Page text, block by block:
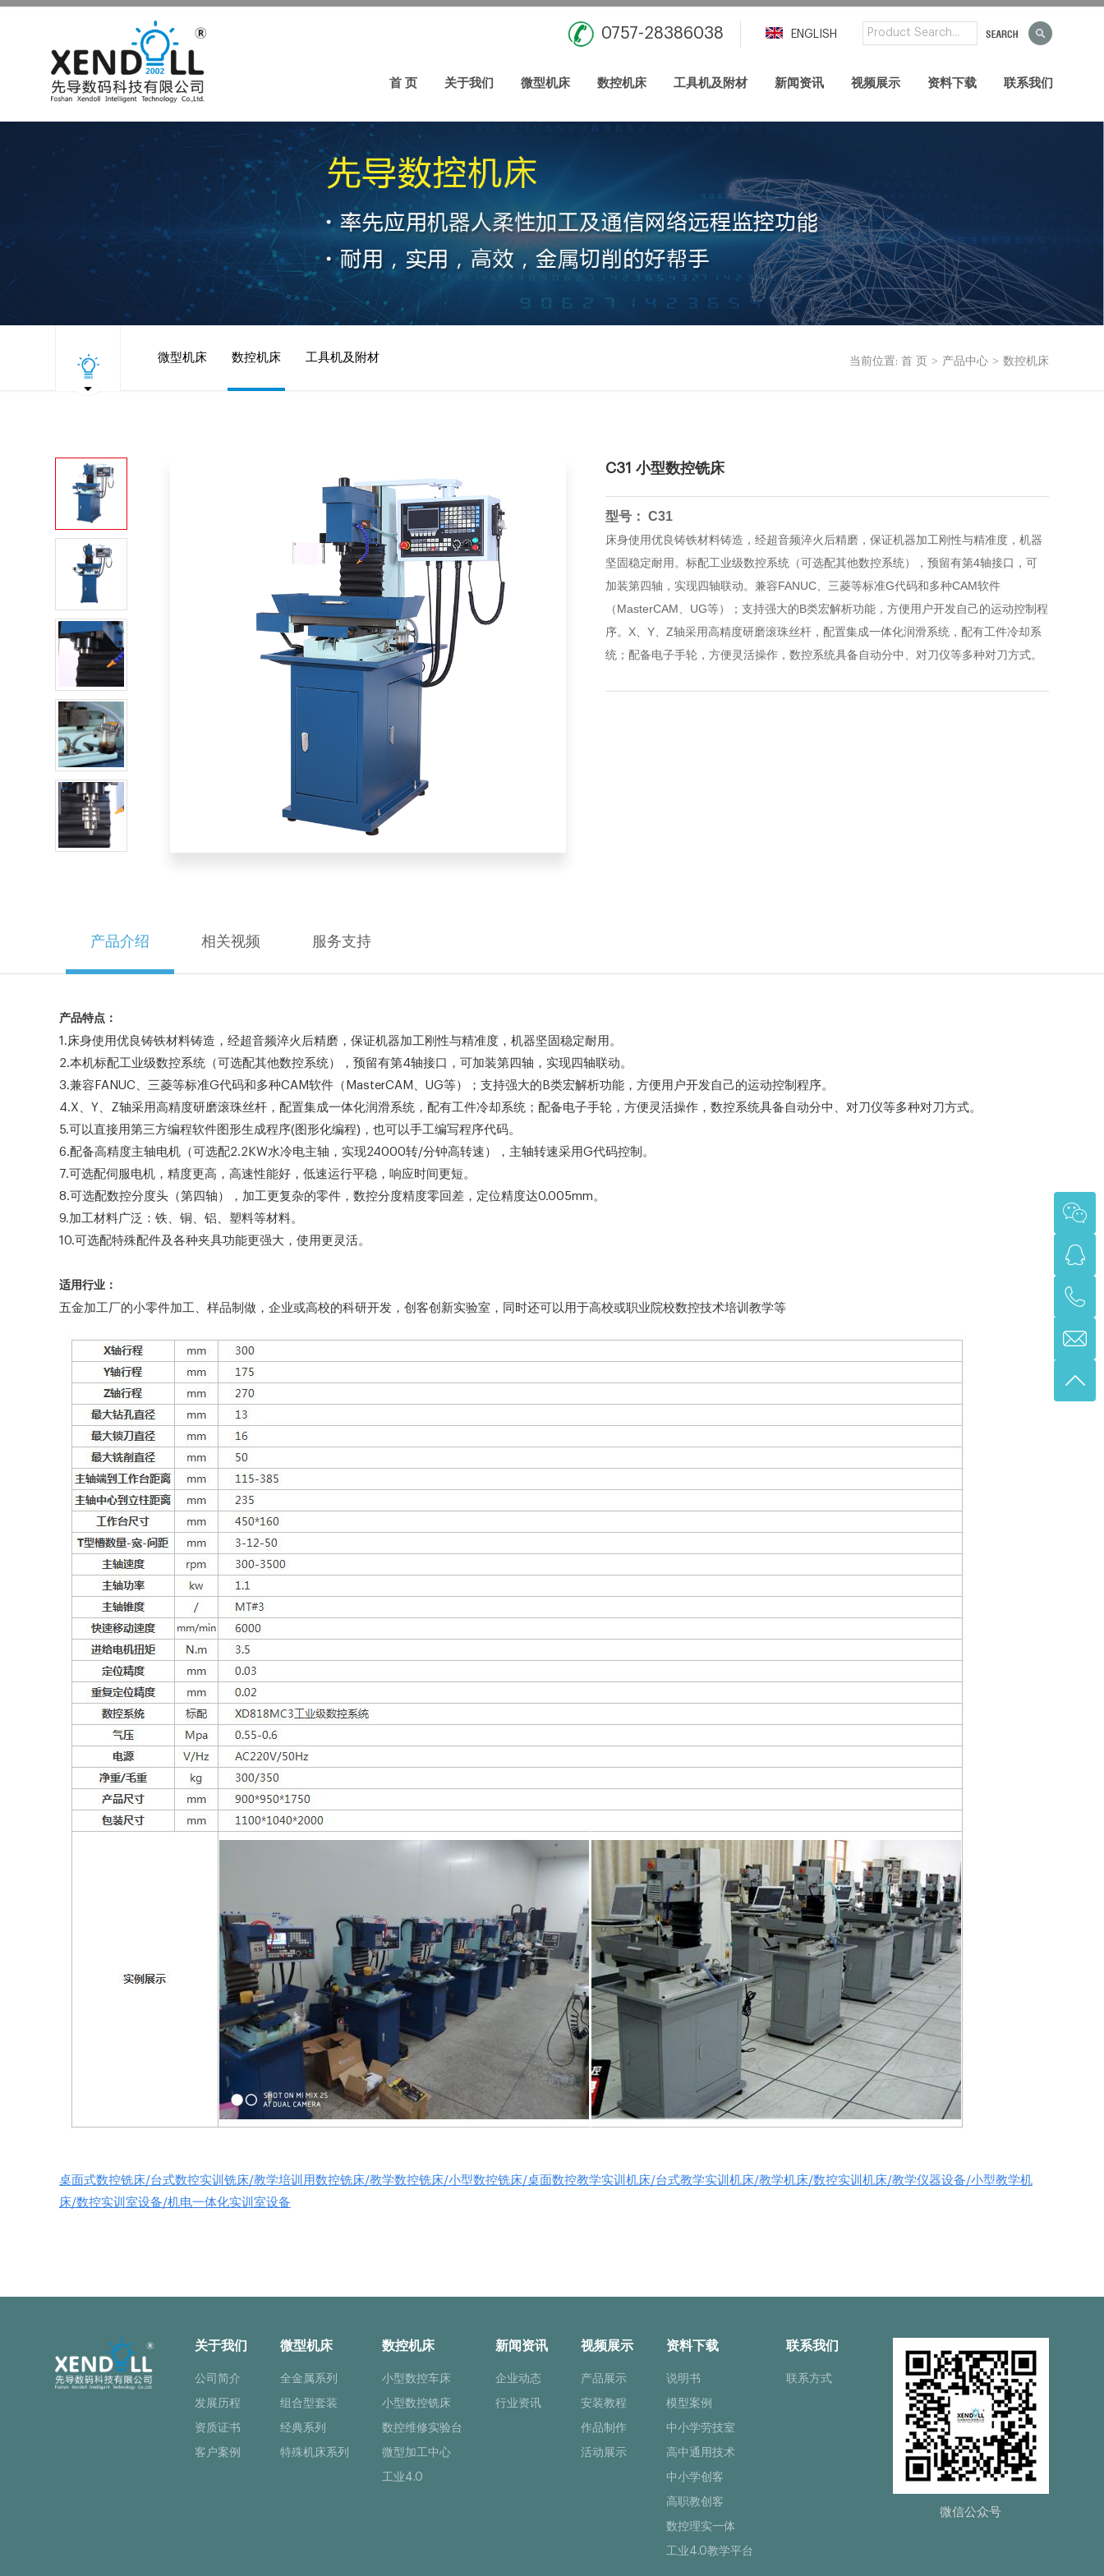
0757-28386038 ENGLISH
首 页 关于我们 微型机床 数控机床 工具机及附材 新闻资讯 视频展示 资料下载 联系我们
微型机床 数控机床 工具机及附材 当前位置: 首 页 > 产品中心 > 数控机床
C31 小型数控铣床
型号： C31
床身使用优良铸铁材料铸造，经超音频淬火后精磨，保证机器加工刚性与精准度，机器
坚固稳定耐用。标配工业级数控系统（可选配其他数控系统），预留有第4轴接口，可
加装第四轴，实现四轴联动。兼容FANUC、三菱等标准G代码和多种CAM软件
（MasterCAM、UG等）；支持强大的B类宏解析功能，方便用户开发自己的运动控制程
序。X、Y、Z轴采用高精度研磨滚珠丝杆，配置集成一体化润滑系统，配有工件冷却系
统；配备电子手轮，方便灵活操作，数控系统具备自动分中、对刀仪等多种对刀方式。
产品介绍 相关视频 服务支持
产品特点：
1.床身使用优良铸铁材料铸造，经超音频淬火后精磨，保证机器加工刚性与精准度，机器坚固稳定耐用。
2.本机标配工业级数控系统（可选配其他数控系统），预留有第4轴接口，可加装第四轴，实现四轴联动。
3.兼容FANUC、三菱等标准G代码和多种CAM软件（MasterCAM、UG等）；支持强大的B类宏解析功能，方便用户开发自己的运动控制程序。
4.X、Y、Z轴采用高精度研磨滚珠丝杆，配置集成一体化润滑系统，配有工件冷却系统；配备电子手轮，方便灵活操作，数控系统具备自动分中、对刀仪等多种对刀方式。
5.可以直接用第三方编程软件图形生成程序(图形化编程)，也可以手工编写程序代码。
6.配备高精度主轴电机（可选配2.2KW水冷电主轴，实现24000转/分钟高转速），主轴转速采用G代码控制。
7.可选配伺服电机，精度更高，高速性能好，低速运行平稳，响应时间更短。
8.可选配数控分度头（第四轴），加工更复杂的零件，数控分度精度零回差，定位精度达0.005mm。
9.加工材料广泛：铁、铜、铝、塑料等材料。
10.可选配特殊配件及各种夹具功能更强大，使用更灵活。
适用行业：
五金加工厂的小零件加工、样品制做，企业或高校的科研开发，创客创新实验室，同时还可以用于高校或职业院校数控技术培训教学等
桌面式数控铣床/台式数控实训铣床/教学培训用数控铣床/教学数控铣床/小型数控铣床/桌面数控教学实训机床/台式教学实训机床/教学机床/数控实训机床/教学仪器设备/小型教学机
床/数控实训室设备/机电一体化实训室设备
关于我们
公司简介
发展历程
资质证书
客户案例
微型机床
全金属系列
组合型套装
经典系列
特殊机床系列
数控机床
小型数控车床
小型数控铣床
数控维修实验台
微型加工中心
工业4.0
新闻资讯
企业动态
行业资讯
视频展示
产品展示
安装教程
作品制作
活动展示
资料下载
说明书
模型案例
中小学劳技室
高中通用技术
中小学创客
高职教创客
数控理实一体
工业4.0教学平台
联系我们
联系方式
微信公众号